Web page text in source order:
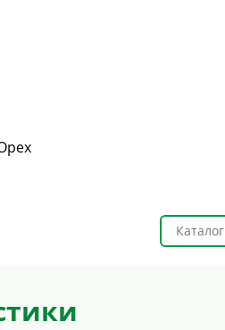
Каталог